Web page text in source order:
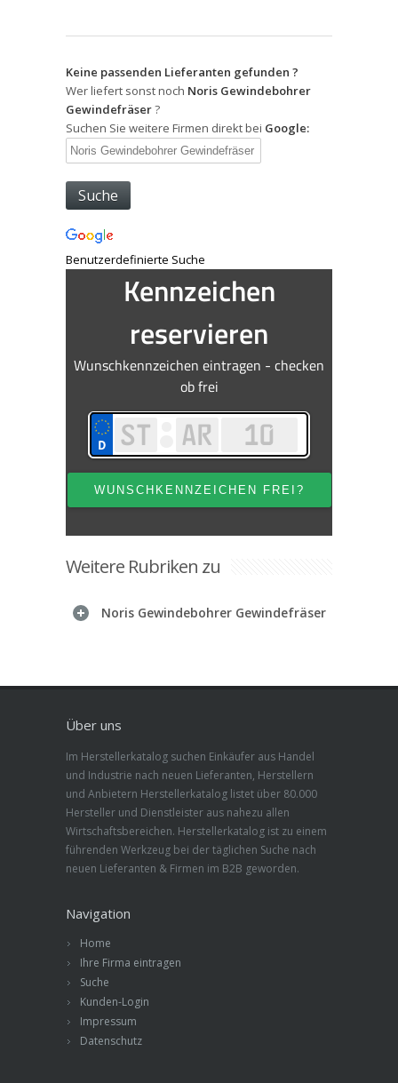
Keine passenden Lieferanten gefunden ?
Wer liefert sonst noch Noris Gewindebohrer
Gewindefräser?
Suchen Sie weitere Firmen direkt bei Google:
Benutzerdefinierte Suche
Weitere Rubriken zu
Noris Gewindebohrer Gewindefräser
Über uns
Im Herstellerkatalog suchen Einkäufer aus Handel
und Industrie nach neuen Lieferanten, Herstellern
und Anbietern Herstellerkatalog listet über 80.000
Hersteller und Dienstleister aus nahezu allen
Wirtschaftsbereichen. Herstellerkatalog ist zu einem
führenden Werkzeug bei der täglichen Suche nach
neuen Lieferanten & Firmen im B2B geworden.
Navigation
Home
Ihre Firma eintragen
Suche
Kunden-Login
Impressum
Datenschutz